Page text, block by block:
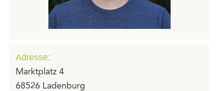
Adresse:
Marktplatz 4
68526 Ladenburg